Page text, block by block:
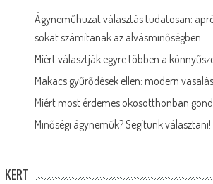
Ágyneműhuzat választás tudatosan:
sokat számítanak az alvásminőségben
Miért választják egyre többen a
Makacs gyűrődések ellen: modern
Miért most érdemes okosotthonban
Minőségi ágyneműk? Segítünk választani!
KERT